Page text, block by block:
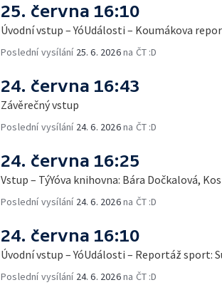
25. června 16:10
Úvodní vstup – YóUdálosti – Koumákova
Poslední vysílání 25. 6. 2026na ČT :D
24. června 16:43
Závěrečný vstup
Poslední vysílání 24. 6. 2026na ČT :D
24. června 16:25
Vstup – TýYóva knihovna: Bára Dočkalová,
Poslední vysílání 24. 6. 2026na ČT :D
24. června 16:10
Úvodní vstup – YóUdálosti – Reportáž sport:
Poslední vysílání 24. 6. 2026na ČT :D